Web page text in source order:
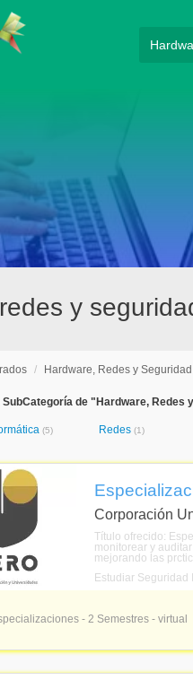
y
/ Hardware, Redes y Seguridad
de "Hardware, Redes
(5) Redes (1)
Corporación
Título ofrecido:
monitorear y
mejorando las
Estudiar Seguridad
- 2 Semestres - virtual